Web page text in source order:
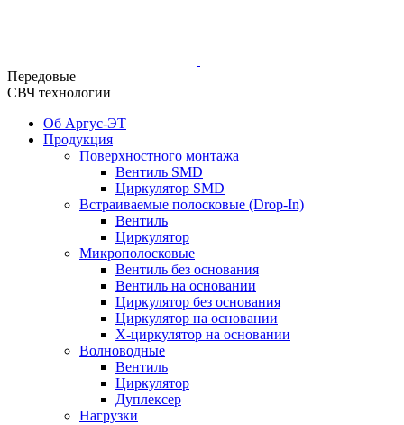
Передовые
СВЧ технологии
Об Аргус-ЭТ
Продукция
Поверхностного монтажа
Вентиль SMD
Циркулятор SMD
Встраиваемые полосковые (Drop-In)
Вентиль
Циркулятор
Микрополосковые
Вентиль без основания
Вентиль на основании
Циркулятор без основания
Циркулятор на основании
Х-циркулятор на основании
Волноводные
Вентиль
Циркулятор
Дуплексер
Нагрузки